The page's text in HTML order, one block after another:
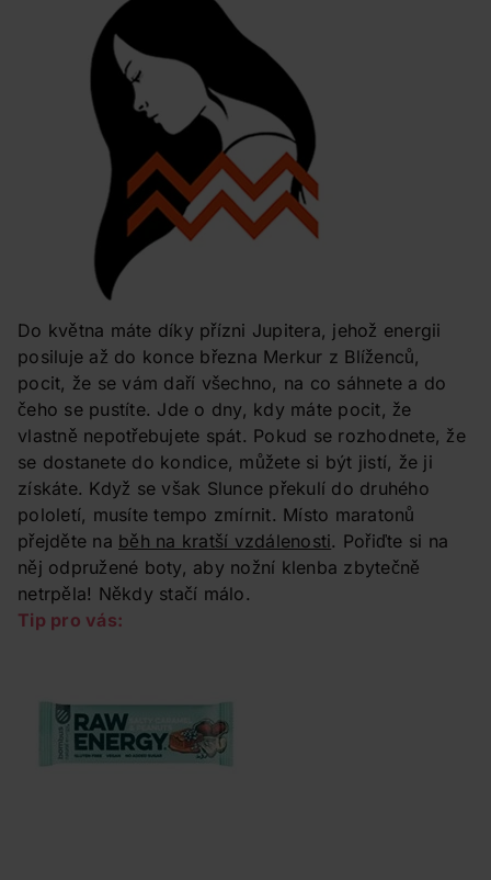
Do května máte díky přízni Jupitera, jehož energii
posiluje až do konce března Merkur z Blíženců,
pocit, že se vám daří všechno, na co sáhnete a do
čeho se pustíte. Jde o dny, kdy máte pocit, že
vlastně nepotřebujete spát. Pokud se rozhodnete, že
se dostanete do kondice, můžete si být jistí, že ji
získáte. Když se však Slunce překulí do druhého
pololetí, musíte tempo zmírnit. Místo maratonů
přejděte na běh na kratší vzdálenosti. Pořiďte si na
něj odpružené boty, aby nožní klenba zbytečně
netrpěla! Někdy stačí málo.
Tip pro vás: